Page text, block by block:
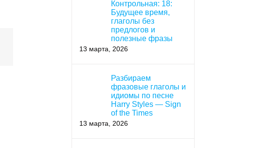
Контрольная: 18:
Будущее время,
глаголы без
предлогов и
полезные фразы
13 марта, 2026
Разбираем
фразовые глаголы и
идиомы по песне
Harry Styles — Sign
of the Times
13 марта, 2026